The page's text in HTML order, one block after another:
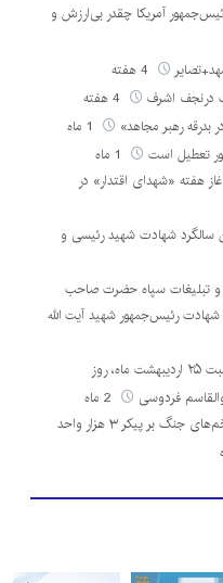
آمریکا چقدر بی‌ارزش و
درنجف اشرف
رهبر مجاهد»
هفته «شهدای اقتدار» در
سالگرد شهادت شهید رئیسی و
و تبلیغات سپاه حضرت صاحب
شهادت رئیس‌جمهور شهید آیت الله
پیام آیت الله سیّدمجتبی خامنه‌ای به مناسبت ۲۵ اردیبهشت ماه، روز
فردوسی
از سنگر دفاع تا میدان سازندگی؛ ترمیم زخم‌های جنگ بر پیکر ۳ هزار واحد